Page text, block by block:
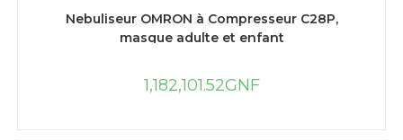
Nebuliseur OMRON à Compresseur C28P,
masque adulte et enfant
1,182,101.52GNF